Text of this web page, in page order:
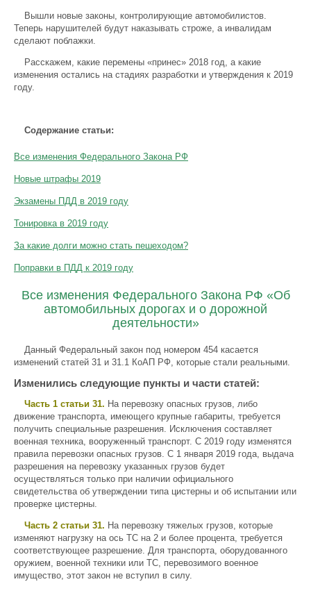
Вышли новые законы, контролирующие автомобилистов.
Теперь нарушителей будут наказывать строже, а инвалидам
сделают поблажки.
Расскажем, какие перемены «принес» 2018 год, а какие
изменения остались на стадиях разработки и утверждения к 2019
году.
Содержание статьи:
Все изменения Федерального Закона РФ
Новые штрафы 2019
Экзамены ПДД в 2019 году
Тонировка в 2019 году
За какие долги можно стать пешеходом?
Поправки в ПДД к 2019 году
Все изменения Федерального Закона РФ «Об
автомобильных дорогах и о дорожной
деятельности»
Данный Федеральный закон под номером 454 касается
изменений статей 31 и 31.1 КоАП РФ, которые стали реальными.
Изменились следующие пункты и части статей:
Часть 1 статьи 31. На перевозку опасных грузов, либо
движение транспорта, имеющего крупные габариты, требуется
получить специальные разрешения. Исключения составляет
военная техника, вооруженный транспорт. С 2019 году изменятся
правила перевозки опасных грузов. С 1 января 2019 года, выдача
разрешения на перевозку указанных грузов будет
осуществляться только при наличии официального
свидетельства об утверждении типа цистерны и об испытании или
проверке цистерны.
Часть 2 статьи 31. На перевозку тяжелых грузов, которые
изменяют нагрузку на ось ТС на 2 и более процента, требуется
соответствующее разрешение. Для транспорта, оборудованного
оружием, военной техники или ТС, перевозимого военное
имущество, этот закон не вступил в силу.